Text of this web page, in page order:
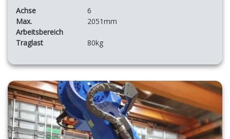
Achse
6
Max.
Arbeitsbereich
2051mm
Traglast 80kg